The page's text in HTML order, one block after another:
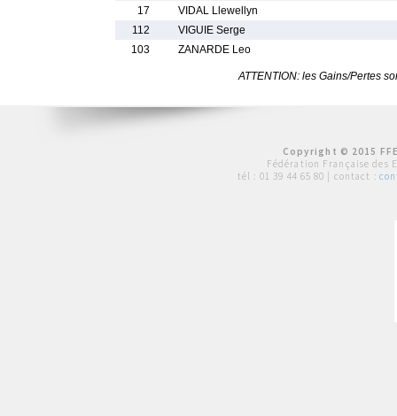
17
VIDAL Llewellyn
112
VIGUIE Serge
103
ZANARDE Leo
ATTENTION: les Gains/Pertes
Copyright © 2015
Fédération Française des
tél : 01 39 44 65 80 | contact :